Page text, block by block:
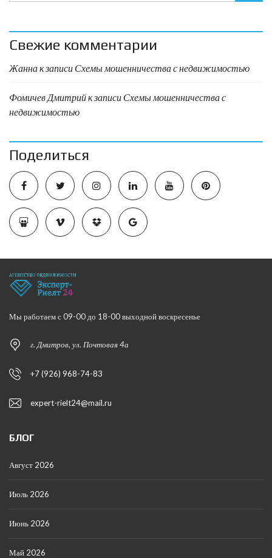
Свежие комментарии
Жаннак записи Схемы мошенничества с недвижимостью
Фомичев Дмитрийк записи Схемы мошенничества с
недвижимостью
Поделиться
Мы работаем с 09-00 до 18-00 выходной воскресенье
г. Дмитров, ул. Почтовая 4а
+7 (926) 968-74-83
expert-rielt24@mail.ru
БЛОГ
Август 2026
Июль 2026
Июнь 2026
Май 2026